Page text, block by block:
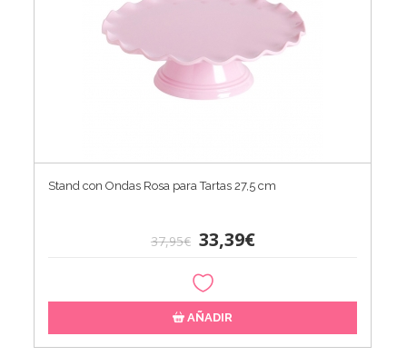
Stand con Ondas Rosa para Tartas 27,5 cm
37,95€ 33,39€
AÑADIR